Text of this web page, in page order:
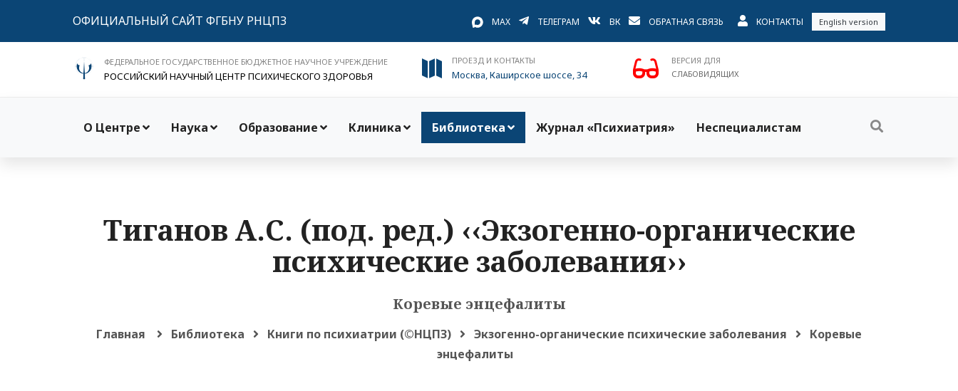
ОФИЦИАЛЬНЫЙ САЙТ ФГБНУ РНЦПЗ MAX ТЕЛЕГРАМ ВК ОБРАТНАЯ СВЯЗЬ КОНТАКТЫ English version
ФЕДЕРАЛЬНОЕ ГОСУДАРСТВЕННОЕ БЮДЖЕТНОЕ НАУЧНОЕ УЧРЕЖДЕНИЕ
РОССИЙСКИЙ НАУЧНЫЙ ЦЕНТР ПСИХИЧЕСКОГО ЗДОРОВЬЯ
ПРОЕЗД И КОНТАКТЫ
Москва, Каширское шоссе, 34
ВЕРСИЯ ДЛЯ
СЛАБОВИДЯЩИХ
О Центре Наука Образование Клиника Библиотека Журнал «Психиатрия» Неспециалистам
Тиганов А.С. (под. ред.) ‹‹Экзогенно-органические
психические заболевания››
Коревые энцефалиты
Главная Библиотека Книги по психиатрии (©НЦПЗ) Экзогенно-органические психические заболевания
Коревые
энцефалиты